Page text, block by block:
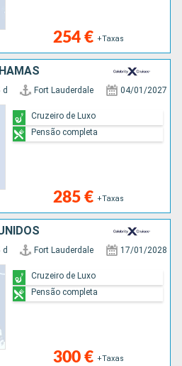
254 € +Taxas
d Fort Lauderdale 04/01/2027
285 € +Taxas
Cruzeiro de Luxo
Pensão completa
d Fort Lauderdale 17/01/2028
300 € +Taxas
Cruzeiro de Luxo
Pensão completa